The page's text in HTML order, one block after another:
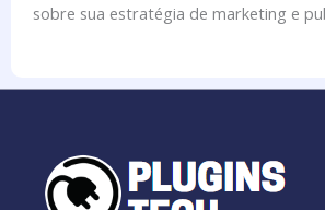
sobre sua estratégia de marketing e